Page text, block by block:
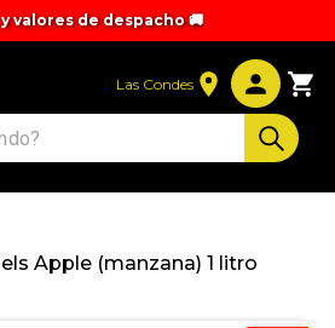
valores de despacho 🚚
Las Condes
Apple (manzana) 1 litro